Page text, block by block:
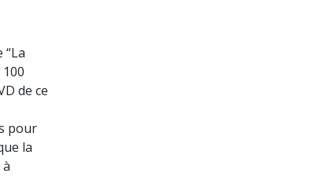
“La
de ce
pour
la